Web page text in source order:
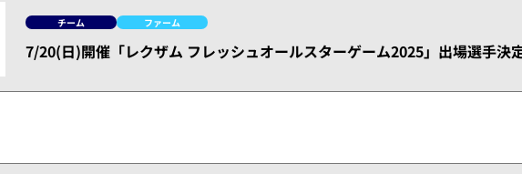
チーム ファーム
7/20(日)開催「レクザム フレッシュオールスターゲーム2025」出場選手決